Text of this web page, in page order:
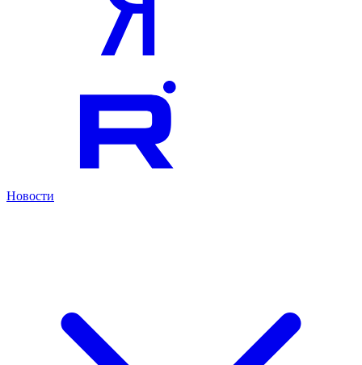
Новости